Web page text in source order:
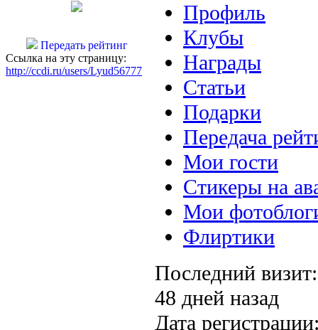
Передать рейтинг
Ссылка на эту страницу:
http://ccdi.ru/users/Lyud56777
Профиль
Клубы
Награды
Статьи
Подарки
Передача
Мои гости
Стикеры на
Мои
Флиртики
Последний визит:
48 дней назад
Дата